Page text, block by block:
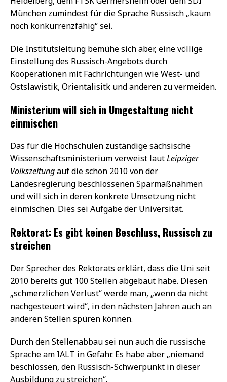
München zumindest für die Sprache Russisch „kaum
noch konkurrenzfähig“ sei.
Die Institutsleitung bemühe sich aber, eine völlige
Einstellung des Russisch-Angebots durch
Kooperationen mit Fachrichtungen wie West- und
Ostslawistik, Orientalisitk und anderen zu vermeiden.
Ministerium will sich in Umgestaltung nicht
einmischen
Das für die Hochschulen zuständige sächsische
Wissenschaftsministerium verweist lautLeipziger
Volkszeitungauf die schon 2010 von der
Landesregierung beschlossenen Sparmaßnahmen
und will sich in deren konkrete Umsetzung nicht
einmischen. Dies sei Aufgabe der Universität.
Rektorat: Es gibt keinen Beschluss, Russisch zu
streichen
Der Sprecher des Rektorats erklärt, dass die Uni seit
2010 bereits gut 100 Stellen abgebaut habe. Diesen
„schmerzlichen Verlust“ werde man, „wenn da nicht
nachgesteuert wird“, in den nächsten Jahren auch an
anderen Stellen spüren können.
Durch den Stellenabbau sei nun auch die russische
Sprache am IALT in Gefahr. Es habe aber „niemand
beschlossen, den Russisch-Schwerpunkt in dieser
Ausbildung zu streichen“.